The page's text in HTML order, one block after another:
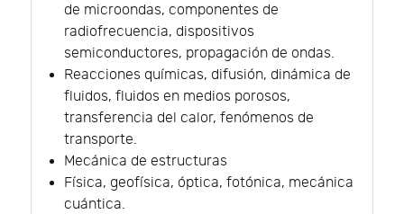
de microondas, componentes de
radiofrecuencia, dispositivos
semiconductores, propagación de ondas.
Reacciones químicas, difusión, dinámica de
fluidos, fluidos en medios porosos,
transferencia del calor, fenómenos de
transporte.
Mecánica de estructuras
Física, geofísica, óptica, fotónica, mecánica
cuántica.